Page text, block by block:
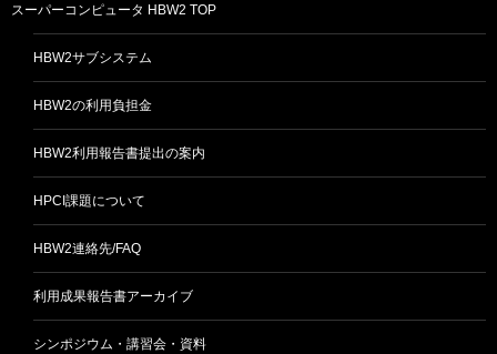
スーパーコンピュータ HBW2 TOP
HBW2サブシステム
HBW2の利用負担金
HBW2利用報告書提出の案内
HPCI課題について
HBW2連絡先/FAQ
利用成果報告書アーカイブ
シンポジウム・講習会・資料